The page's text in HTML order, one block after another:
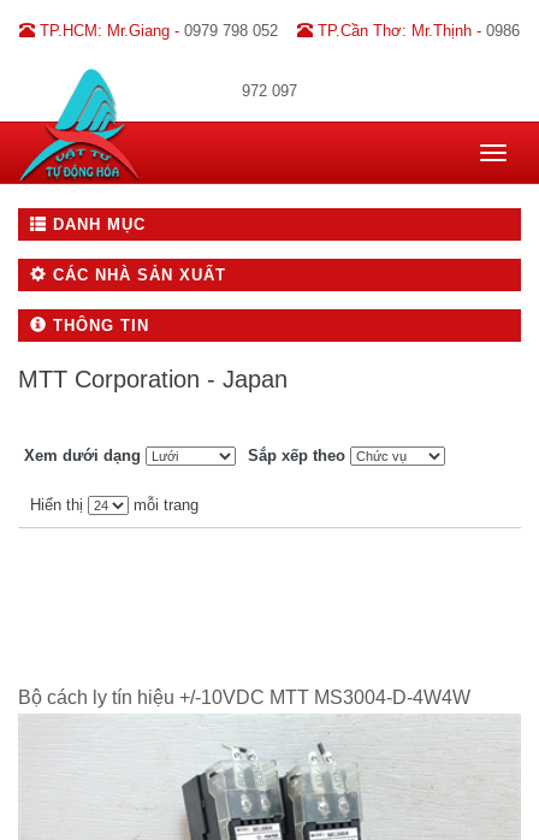
TP.HCM: Mr.Giang - 0979 798 052 TP.Cần Thơ: Mr.Thịnh - 0986
972 097
Toggle
DANH MỤC
CÁC NHÀ SẢN XUẤT
THÔNG TIN
MTT Corporation - Japan
Xem dưới dạng Sắp xếp theo
Hiển thị mỗi trang
Bộ cách ly tín hiệu +/-10VDC MTT MS3004-D-4W4W